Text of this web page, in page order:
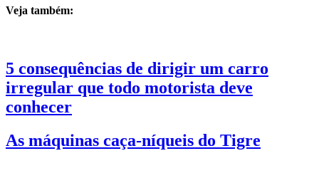
Veja também:
5 consequências de dirigir um carro
irregular que todo motorista deve
conhecer
As máquinas caça-níqueis do Tigre